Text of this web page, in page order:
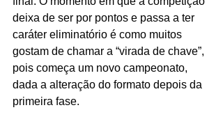
deixa de ser por pontos e passa a ter
caráter eliminatório é como muitos
gostam de chamar a “virada de chave”,
pois começa um novo campeonato,
dada a alteração do formato depois da
primeira fase.